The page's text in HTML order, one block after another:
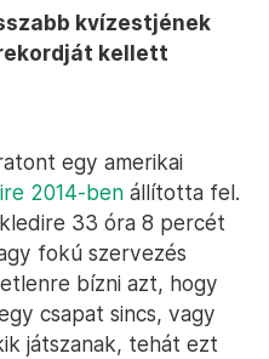
kvízestjének
kellett
egy amerikai
2014-ben állította fel.
33 óra 8 percét
fokú szervezés
bízni azt, hogy
csapat sincs, vagy
játszanak, tehát ezt